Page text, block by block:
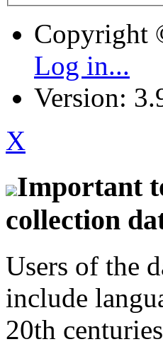
Copyright
Log in...
Version:
X
Important
collection
Users of the
include
20th